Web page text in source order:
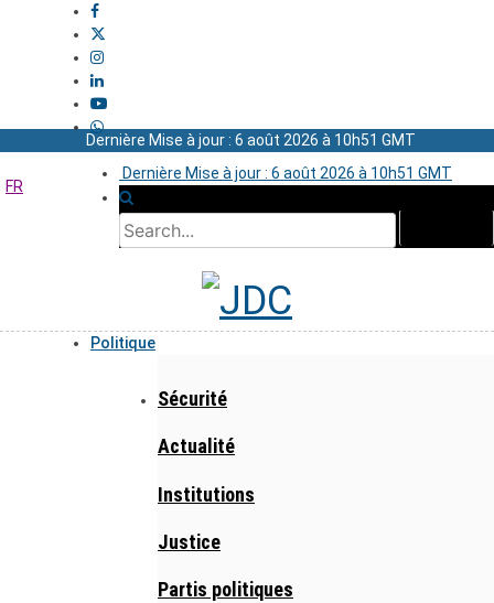
Dernière Mise à jour : 6 août 2026 à 10h51 GMT
Dernière Mise à jour : 6 août 2026 à 10h51 GMT
FR
Politique
Sécurité
Actualité
Institutions
Justice
Partis politiques